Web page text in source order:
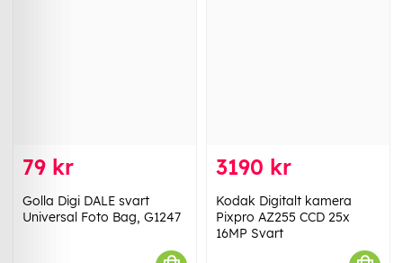
79 kr
Golla Digi DALE svart
Universal Foto Bag, G1247
3190 kr
Kodak Digitalt kamera
Pixpro AZ255 CCD 25x
16MP Svart